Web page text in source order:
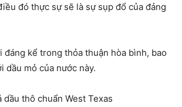
đó thực sự sẽ là sự sụp đổ của đảng
kể trong thỏa thuận hòa bình, bao
dầu mỏ của nước này.
thô chuẩn West Texas